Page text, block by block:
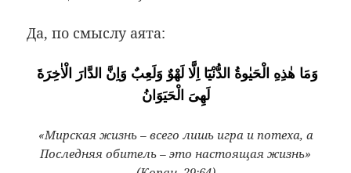
Да, по смыслу аята:
وَمَا هٰذِهِ الْحَيٰوةُ الدُّنْيَٓا اِلَّا لَهْوٌ وَلَعِبٌ وَاِنَّ الدَّارَ الْاٰخِرَةَ
لَهِىَ الْحَيَوَانُ
«Мирская жизнь – всего лишь игра и потеха, а
Последняя обитель – это настоящая жизнь»